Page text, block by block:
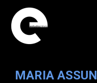
MARIA